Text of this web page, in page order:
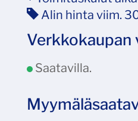
Alin hinta viim.
Verkkokaupan
Saatavilla.